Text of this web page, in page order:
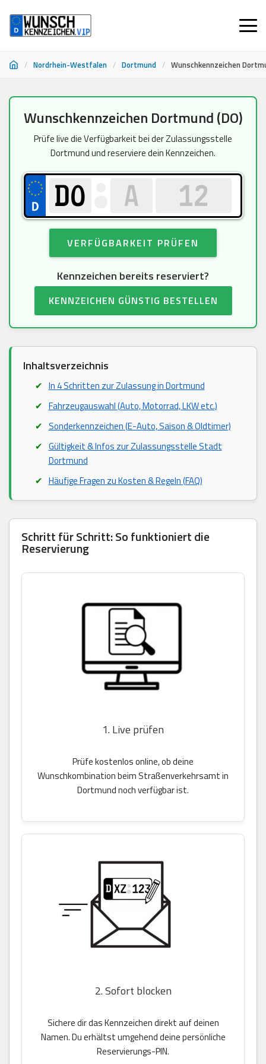
/ Nordrhein-Westfalen / Dortmund / Wunschkennzeichen
Zum
Inhalt
springen
Wunschkennzeichen Dortmund (DO)
Prüfe live die Verfügbarkeit bei der Zulassungsstelle
Dortmund und reserviere dein Kennzeichen.
VERFÜGBARKEIT PRÜFEN
Kennzeichen bereits reserviert?
KENNZEICHEN GÜNSTIG BESTELLEN
Inhaltsverzeichnis
In 4 Schritten zur Zulassung in Dortmund
Fahrzeugauswahl (Auto, Motorrad, LKW etc.)
Sonderkennzeichen (E-Auto, Saison & Oldtimer)
Gültigkeit & Infos zur Zulassungsstelle Stadt
Dortmund
Häufige Fragen zu Kosten & Regeln (FAQ)
Schritt für Schritt: So funktioniert die
Reservierung
1. Live prüfen
Prüfe kostenlos online, ob deine
Wunschkombination beim Straßenverkehrsamt in
Dortmund noch verfügbar ist.
2. Sofort blocken
Sichere dir das Kennzeichen direkt auf deinen
Namen. Du erhältst umgehend deine persönliche
Reservierungs-PIN.